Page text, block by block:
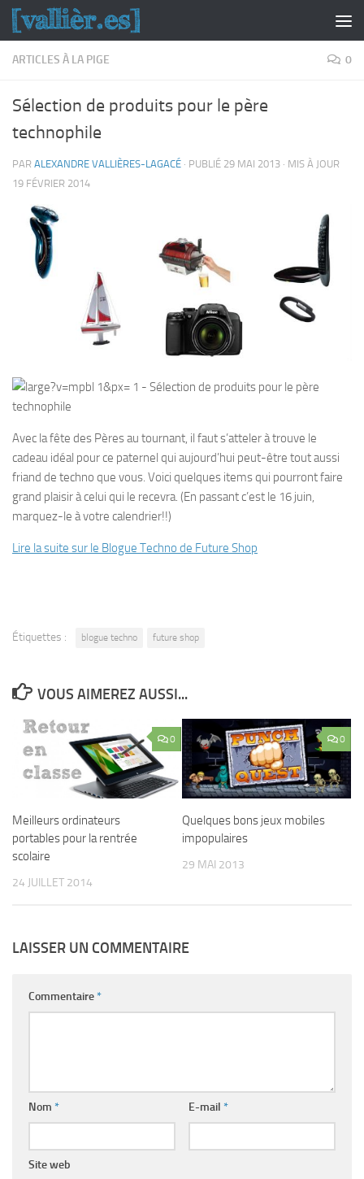
Skip to content
ARTICLES À LA PIGE 0
Sélection de produits pour le père
technophile
PAR ALEXANDRE VALLIÈRES-LAGACÉ · PUBLIÉ 29 MAI 2013 · MIS À JOUR
19 FÉVRIER 2014
Avec la fête des Pères au tournant, il faut s’atteler à trouve le
cadeau idéal pour ce paternel qui aujourd’hui peut-être tout aussi
friand de techno que vous. Voici quelques items qui pourront faire
grand plaisir à celui qui le recevra. (En passant c’est le 16 juin,
marquez-le à votre calendrier!!)
Lire la suite sur le Blogue Techno de Future Shop
Étiquettes : blogue techno future shop
VOUS AIMEREZ AUSSI...
0
Meilleurs ordinateurs
portables pour la rentrée
scolaire
24 JUILLET 2014
0
Quelques bons jeux mobiles
impopulaires
29 MAI 2013
LAISSER UN COMMENTAIRE
Commentaire*
Nom * E-mail *
Site web